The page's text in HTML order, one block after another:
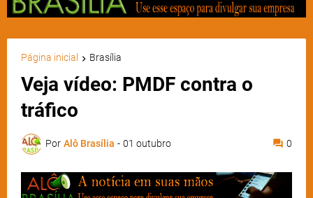
Página inicial Brasília
Veja vídeo: PMDF contra o
tráfico
Por Alô Brasília - 01 outubro 0